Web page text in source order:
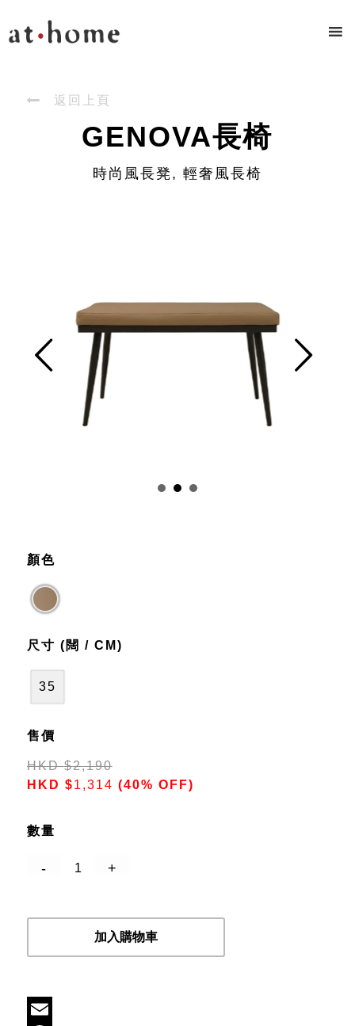
 返回上頁
GENOVA長椅
時尚風長凳, 輕奢風長椅
顏色
尺寸 (闊 / CM)
35
售價
HKD$2,190
HKD $1,314 (40% OFF)
數量
加入購物車